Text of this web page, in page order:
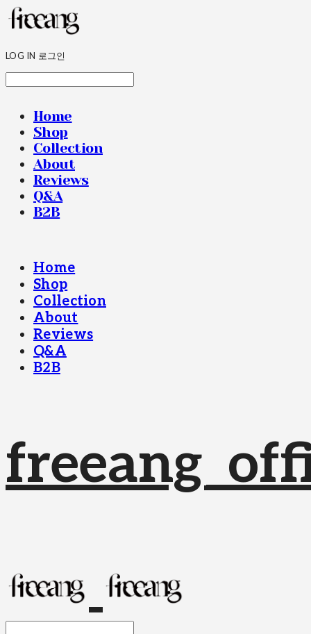
LOG IN 로그인
Home
Shop
Collection
About
Reviews
Q&A
B2B
Home
Shop
Collection
About
Reviews
Q&A
B2B